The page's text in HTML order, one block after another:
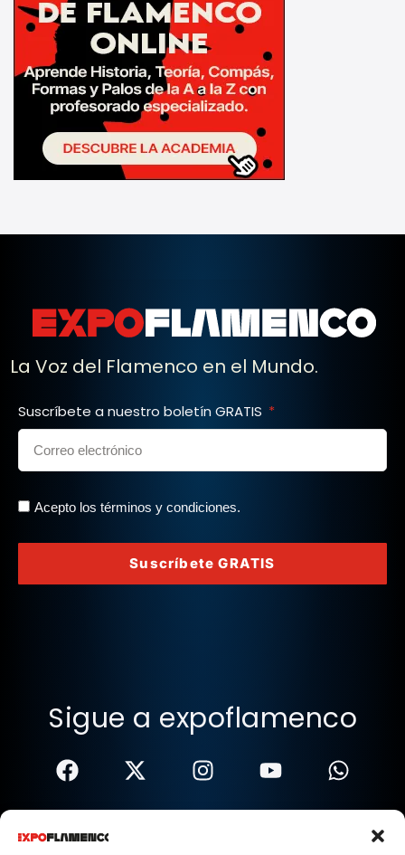
La Voz del Flamenco en el Mundo.
Suscríbete a nuestro boletín GRATIS
Acepto los términos y condiciones.
Suscríbete GRATIS
Sigue a expoflamenco
Términos Y Condiciones